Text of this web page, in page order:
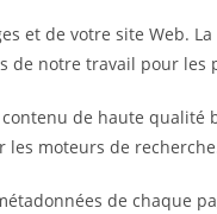
et de votre site Web.
de notre travail pour les
de haute qualité
les moteurs de
de chaque